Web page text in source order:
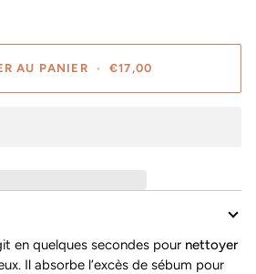
AU PANIER • €17,00
en quelques secondes pour nettoyer
Il absorbe l’excès de sébum pour